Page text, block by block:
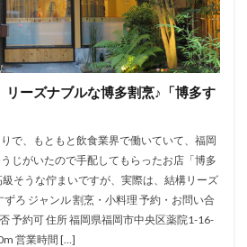
リーズナブルな博多割烹♪「博多す
で、もともと飲食業界で働いていて、福岡
じがいたので手配してもらったお店「博多
そうな佇まいですが、実際は、結構リーズ
ろ ジャンル 割烹・小料理 予約・お問い合
予約可 住所 福岡県福岡市中央区薬院1-16-
営業時間 […]